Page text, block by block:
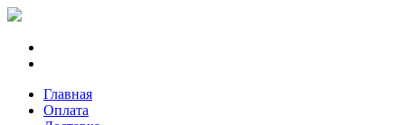
Главная
Оплата